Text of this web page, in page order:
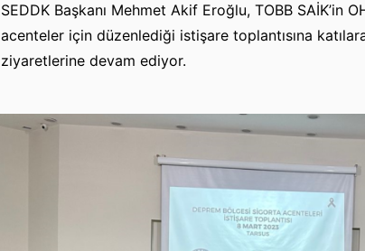
SEDDK Başkanı Mehmet Akif Eroğlu, TOBB SAİK’in
acenteler için düzenlediği istişare toplantısına
ziyaretlerine devam ediyor.